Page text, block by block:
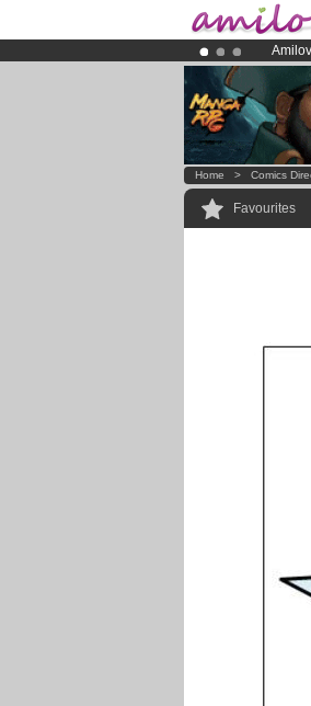
Home > Comics
Favourites